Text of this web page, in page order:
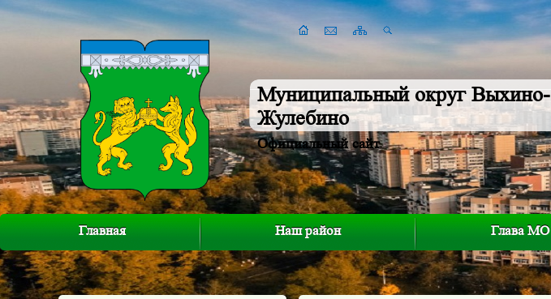
Муниципальный округ Выхино-
Жулебино
Официальный сайт
Главная Наш район Глава МО